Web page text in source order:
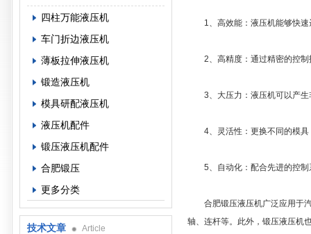
1、高效能：液压机能够快速
2、高精度：通过精密的控制
3、大压力：液压机可以产生
4、灵活性：更换不同的模具
5、自动化：配合先进的控制
合肥锻压液压机广泛应用于汽
轴、连杆等。此外，锻压液压机
四柱万能液压机
车门折边液压机
薄板拉伸液压机
锻造液压机
模具研配液压机
液压机配件
锻压液压机配件
合肥锻压
更多分类
技术文章 Article